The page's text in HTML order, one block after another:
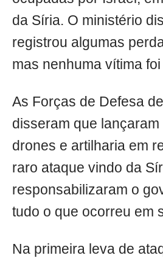
da Síria. O ministério
registrou algumas
mas nenhuma vítima
As Forças de Defesa
disseram que
drones e artilharia em
raro ataque vindo da
responsabilizaram o
tudo o que ocorreu em
Na primeira leva de